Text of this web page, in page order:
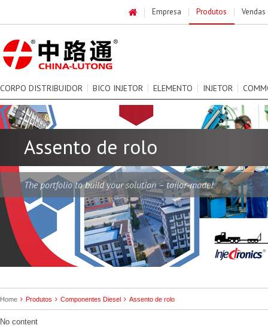
Assento de rolo
The portfolio to build your solution – tailor-made!
Home Produtos Componentes Diesel Assento de rolo
No content
Empresa Produtos Vendas
CORPO DISTRIBUIDOR BICO INJETOR ELEMENTO INJETOR